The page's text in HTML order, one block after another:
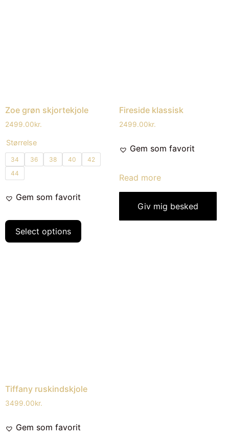
Zoe grøn skjortekjole
2499.00kr.
Størrelse
34 36 38 40
42
44
Gem som favorit
Select options
Fireside klassisk
2499.00kr.
Gem som favorit
Read more
Giv mig besked
Tiffany ruskindskjole
3499.00kr.
Gem som favorit